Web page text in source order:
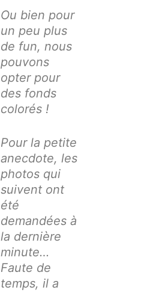
Ou bien pour
un peu plus
de fun, nous
pouvons
opter pour
des fonds
colorés !
Pour la petite
anecdote, les
photos qui
suivent ont
été
demandées à
la dernière
minute…
Faute de
temps, il a